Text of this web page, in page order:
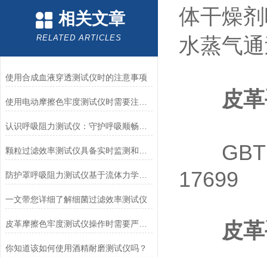
相关文章
RELATED ARTICLES
使用合成血液穿透测试仪时的注意事项
防护罩呼吸阻力测试仪基于流体力学与压力传感技术
一文带您详细了解细菌过滤效率测试仪
皮革摩擦色牢度测试仪操作时需要严格遵循规程
你知道该如何使用酒精耐磨测试仪吗？
体干燥
水蒸气
皮
17699
皮